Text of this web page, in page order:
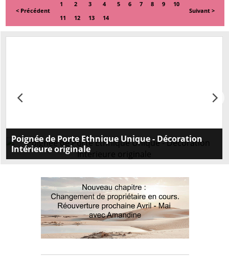
< Précédent
1 2 3 4 5 6 7 8 9
10
11
12 13 14
Suivant >
Poignée de Porte Ethnique Unique - Décoration
Intérieure originale
originales ethniques. Style unique et qualité
supérieure. Commandez maintenant pour une
touche d'exception!